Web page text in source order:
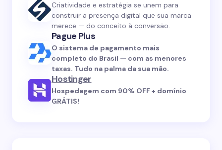
Criatividade e estratégia se unem para
construir a presença digital que sua marca
merece — do conceito à conversão.
Pague Plus
O sistema de pagamento mais
completo do Brasil — com as menores
taxas. Tudo na palma da sua mão.
Hostinger
Hospedagem com 90% OFF + domínio
GRÁTIS!